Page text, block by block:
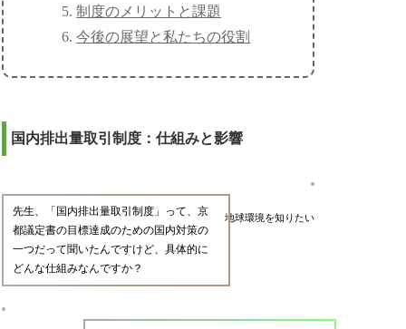
制度のメリットと課題
今後の展望と私たちの役割
国内排出量取引制度：仕組みと影響
地球環境を知りたい
先生、「国内排出量取引制度」って、京
都議定書の目標達成のための国内対策の
一つだって聞いたんですけど、具体的に
どんな仕組みなんですか？